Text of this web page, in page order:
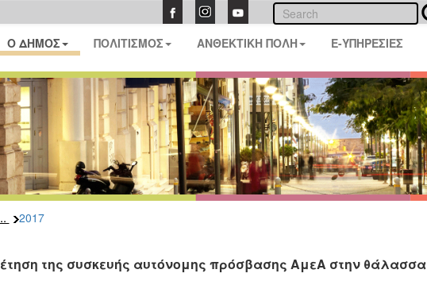
Ο ΔΗΜΟΣ ΠΟΛΙΤΙΣΜΟΣ ΑΝΘΕΚΤΙΚΗ ΠΟΛΗ E-ΥΠΗΡΕΣΙΕΣ
2017
της συσκευής αυτόνομης πρόσβασης ΑμεΑ στην